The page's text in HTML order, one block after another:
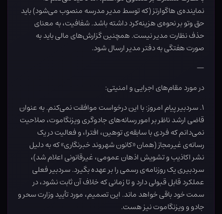
نماینده‌ی هاگوارتز (که توسط مدیر مدرسه منصوب می‌شود) باید
حق وتو بر نحوه‌ی هزینه‌کرد داشته باشد. شفافیت، به معنای
حذف نظارت مدیر نیست. همچنین گزارش‌های مالی باید به
صورت هفتگی به دفتر مدیر ارسال شود.
—
در مورد مقام‌های اجرایی و امنیتی:
۱. سردبیر پیام امروز: با این درخواست موافقت نمی‌کنم. به عنوان
قاضی ارشد ناظر بر امور رسانه‌های جادوگری ویزنگاموت، صلاحیت
نمی‌دانم که فردی با سابقه‌ی توهین، افترا، و فعالیت در یک
رسانه‌ی غیرمجاز (همان «کانون شهروند خبرنگاری» که به دلیل
نشر اکاذیب و تشویش اذهان عمومی، غیرقانونی اعلام شد)،
سردبیری یک روزنامه‌ی رسمی را بر عهده بگیرد. سردبیر فعلی
عملکرد قابل قبولی دارد و تا زمانی که خلاف آن ثابت نشود، در
سمت خود باقی خواهد ماند. این تصمیم، مورد تأیید وزارت سحر و
جادو و ویزنگاموت نیز هست.